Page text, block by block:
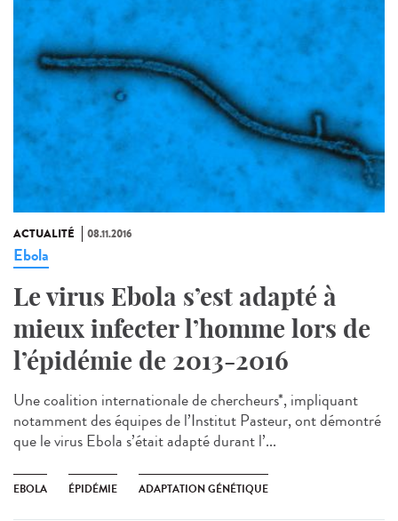
ACTUALITÉ 08.11.2016
Ebola
Le virus Ebola s’est adapté à
mieux infecter l’homme lors de
l’épidémie de 2013-2016
Une coalition internationale de chercheurs*, impliquant
notamment des équipes de l’Institut Pasteur, ont démontré
que le virus Ebola s’était adapté durant l’...
EBOLA ÉPIDÉMIE ADAPTATION GÉNÉTIQUE